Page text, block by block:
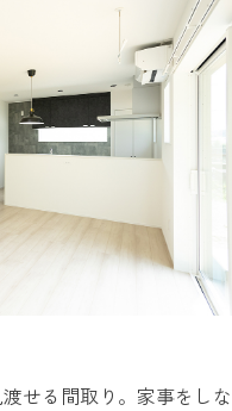
せる間取り。家事をしな